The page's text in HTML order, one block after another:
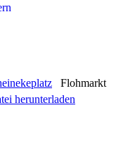
Flohmarkt